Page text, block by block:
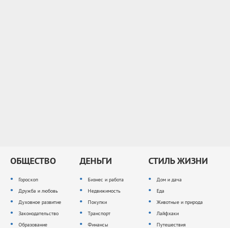
ОБЩЕСТВО
Гороскоп
Дружба и любовь
Духовное развитие
Законодательство
Образование
ДЕНЬГИ
Бизнес и работа
Недвижимость
Покупки
Транспорт
Финансы
СТИЛЬ ЖИЗНИ
Дом и дача
Еда
Животные и природа
Лайфхаки
Путешествия